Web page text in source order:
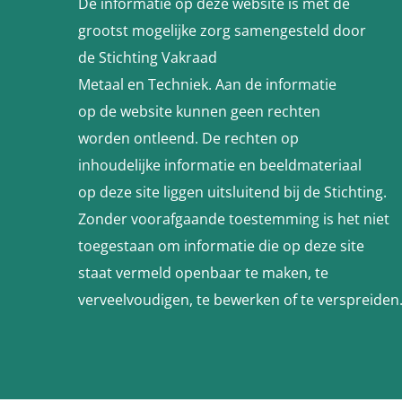
grootst mogelijke zorg samengesteld door
de Stichting Vakraad
Metaal en Techniek. Aan de informatie
op de website kunnen geen rechten
worden ontleend. De rechten op
inhoudelijke informatie en beeldmateriaal
op deze site liggen uitsluitend bij de Stichting.
Zonder voorafgaande toestemming is het niet
toegestaan om informatie die op deze site
staat vermeld openbaar te maken, te
verveelvoudigen, te bewerken of te verspreiden.